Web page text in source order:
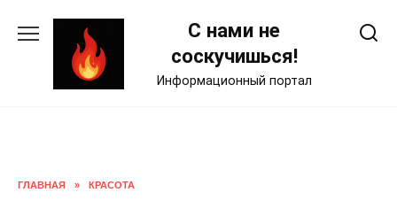
С нами не
соскучишься!
Информационный портал
ГЛАВНАЯ » КРАСОТА